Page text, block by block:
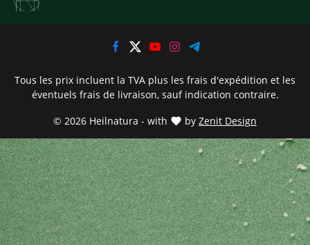
© 2026 Heilnatura - with by Zenit Design
Tous les prix incluent la TVA plus les frais d'expédition et les
éventuels frais de livraison, sauf indication contraire.